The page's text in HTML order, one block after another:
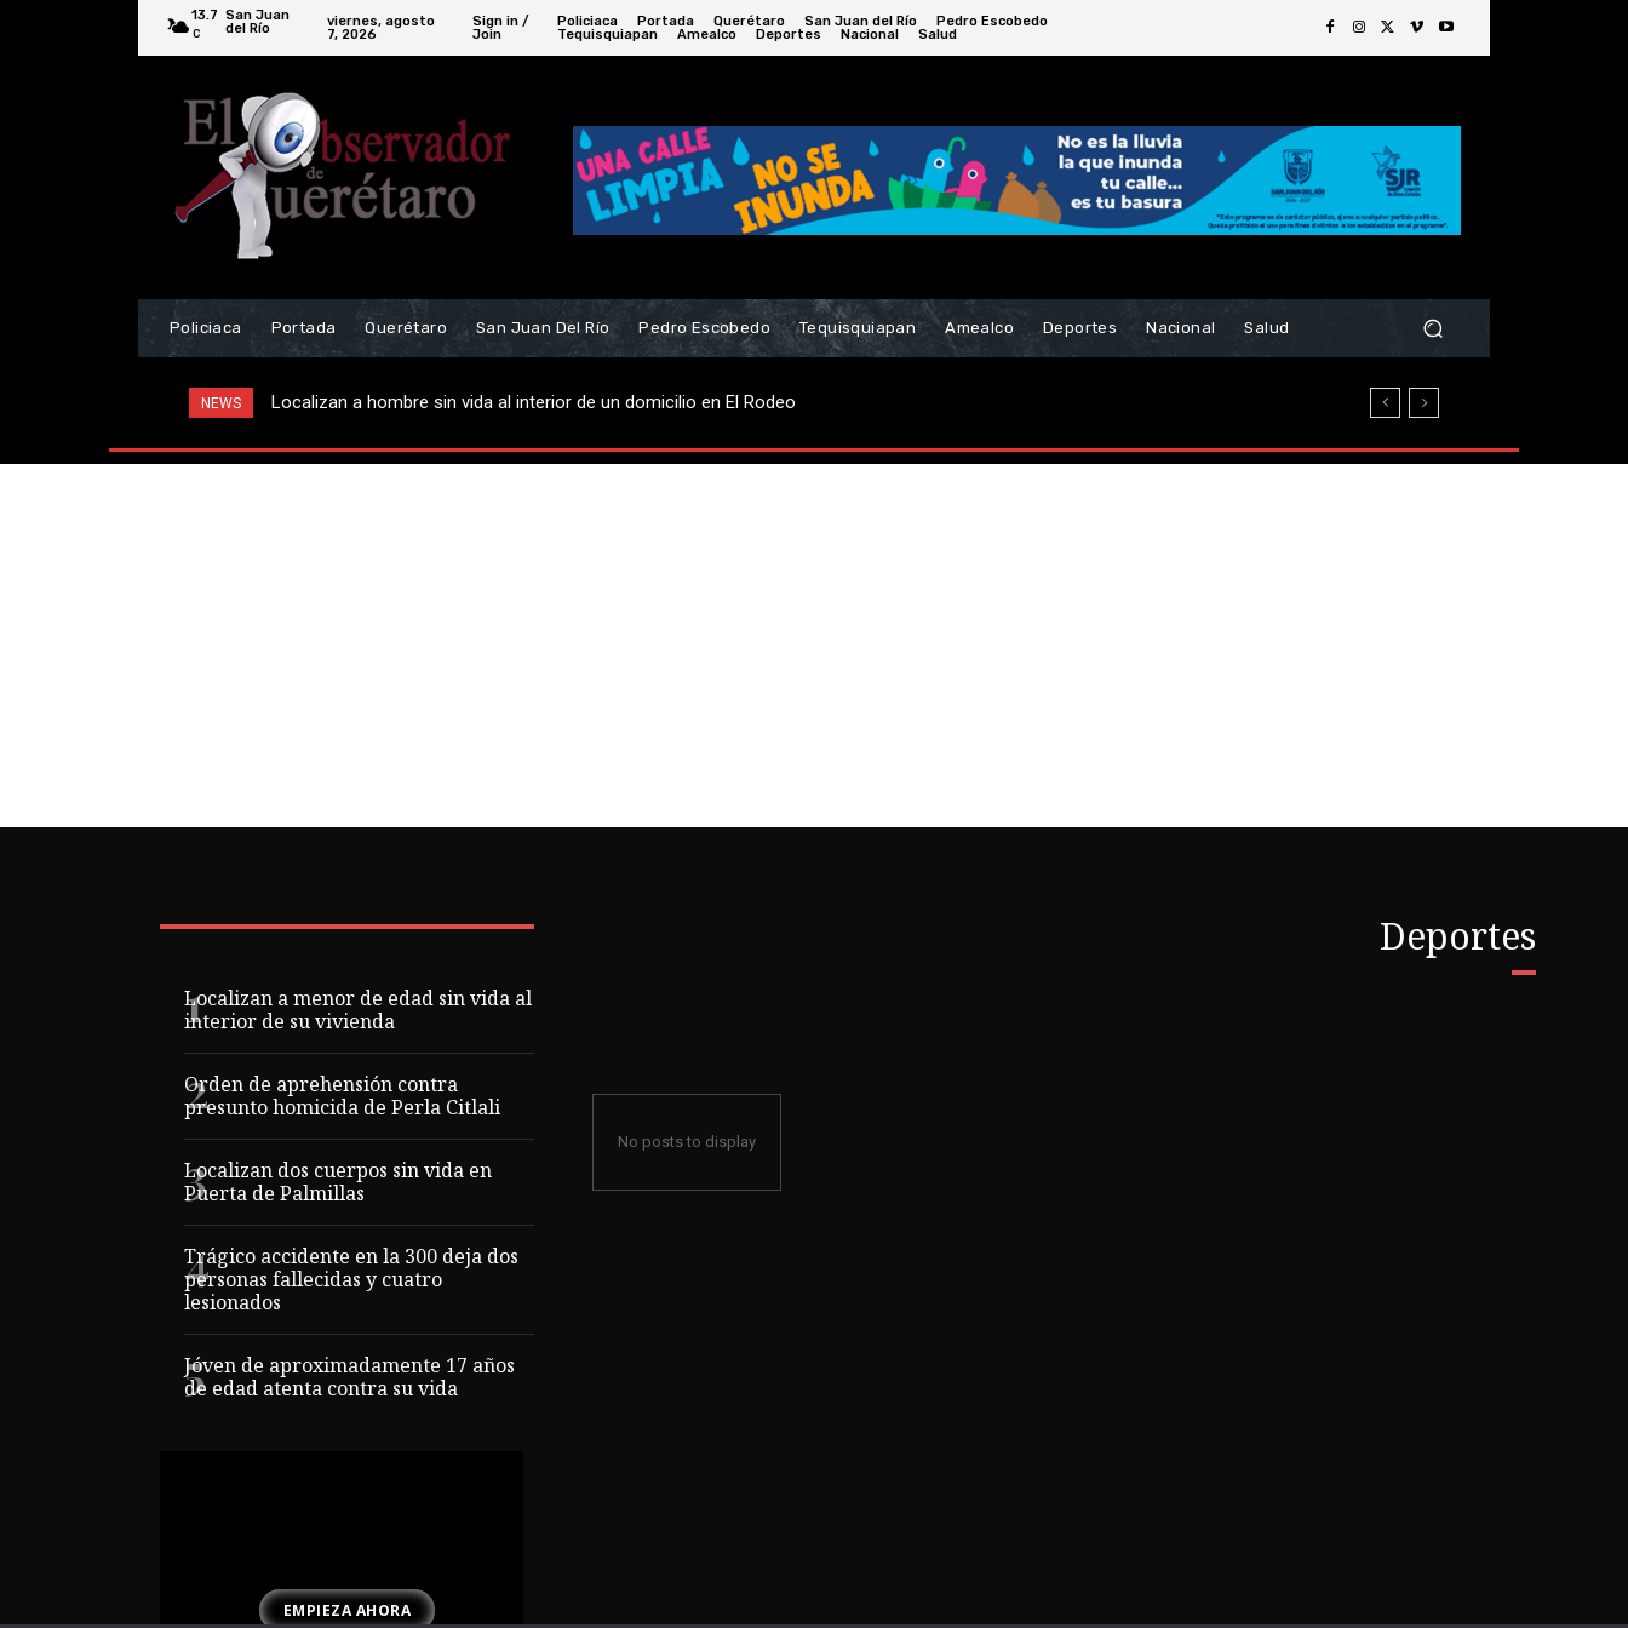
13.7
C
San Juan
del Río
viernes, agosto
7, 2026
Sign in /
Join
Policiaca Portada Querétaro San Juan del Río
Pedro Escobedo
Tequisquiapan
Amealco Deportes Nacional Salud
Policiaca Portada Querétaro San Juan Del Río Pedro Escobedo Tequisquiapan Amealco Deportes Nacional Salud
NEWS Localizan a hombre sin vida al interior de un domicilio en El Rodeo
Localizan a menor de edad sin vida al
interior de su vivienda
Orden de aprehensión contra
presunto homicida de Perla Citlali
Localizan dos cuerpos sin vida en
Puerta de Palmillas
Trágico accidente en la 300 deja dos
personas fallecidas y cuatro
lesionados
Jóven de aproximadamente 17 años
de edad atenta contra su vida
EMPIEZA AHORA
Deportes
No posts to display